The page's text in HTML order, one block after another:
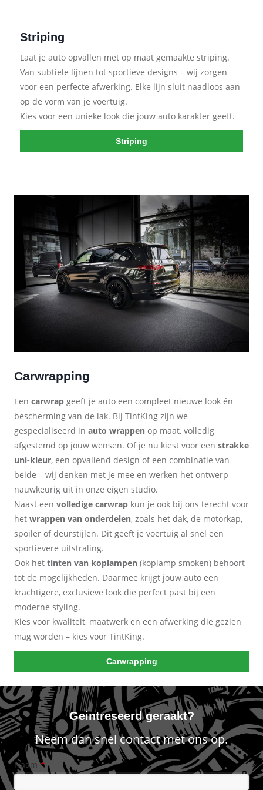
Striping
Laat je auto opvallen met op maat gemaakte striping.
Van subtiele lijnen tot sportieve designs – wij zorgen
voor een perfecte afwerking. Elke lijn sluit naadloos aan
op de vorm van je voertuig.
Kies voor een unieke look die jouw auto karakter geeft.
Striping
Carwrapping
Een carwrap geeft je auto een compleet nieuwe look én
bescherming van de lak. Bij TintKing zijn we
gespecialiseerd in auto wrappen op maat, volledig
afgestemd op jouw wensen. Of je nu kiest voor een strakke
uni-kleur, een opvallend design of een combinatie van
beide – wij denken met je mee en werken het ontwerp
nauwkeurig uit in onze eigen studio.
Naast een volledige carwrap kun je ook bij ons terecht voor
het wrappen van onderdelen, zoals het dak, de motorkap,
spoiler of deurstijlen. Dit geeft je voertuig al snel een
sportievere uitstraling.
Ook het tinten van koplampen (koplamp smoken) behoort
tot de mogelijkheden. Daarmee krijgt jouw auto een
krachtigere, exclusieve look die perfect past bij een
moderne styling.
Kies voor kwaliteit, maatwerk en een afwerking die gezien
mag worden – kies voor TintKing.
Carwrapping
Geintreseerd geraakt?
Neem dan snel contact met ons op.
Naam *